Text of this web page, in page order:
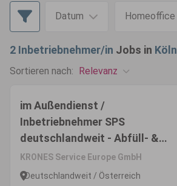
Datum Homeoffice
2 Inbetriebnehmer/in Jobs in Köln
Sortieren nach: Relevanz
im Außendienst /
Inbetriebnehmer SPS
deutschlandweit - Abfüll- &
Verpackungsanlagen (m/w/d)
KRONES Service Europe GmbH
Deutschlandweit / Österreich